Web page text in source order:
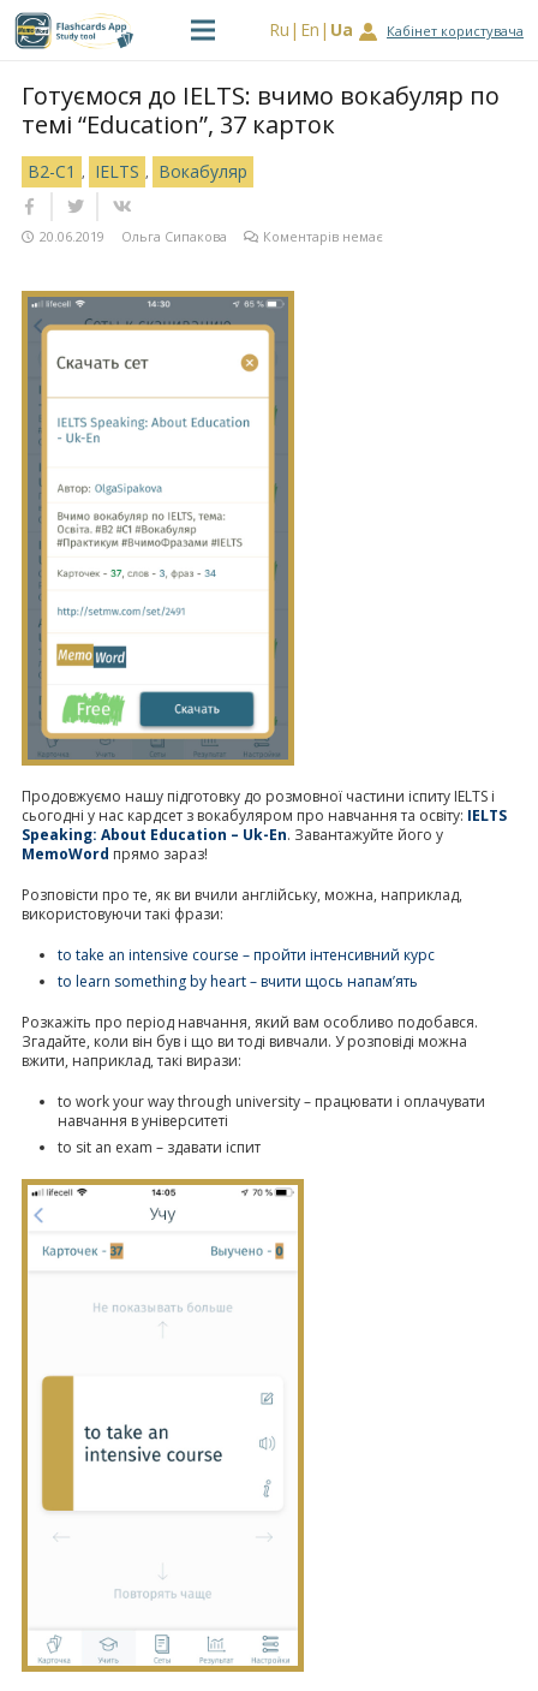
Ru En Ua Кабінет користувача
Готуємося до IELTS: вчимо вокабуляр по
темі “Education”, 37 карток
B2-C1 , IELTS , Вокабуляр
20.06.2019 Ольга Сипакова Коментарів немає
Продовжуємо нашу підготовку до розмовної частини іспиту IELTS і
сьогодні у нас кардсет з вокабуляром про навчання та освіту: IELTS
Speaking: About Education – Uk-En. Завантажуйте його у
MemoWord прямо зараз!
Розповісти про те, як ви вчили англійську, можна, наприклад,
використовуючи такі фрази:
to take an intensive course – пройти інтенсивний курс
to learn something by heart – вчити щось напам’ять
Розкажіть про період навчання, який вам особливо подобався.
Згадайте, коли він був і що ви тоді вивчали. У розповіді можна
вжити, наприклад, такі вирази:
to work your way through university – працювати і оплачувати
навчання в університеті
to sit an exam – здавати іспит